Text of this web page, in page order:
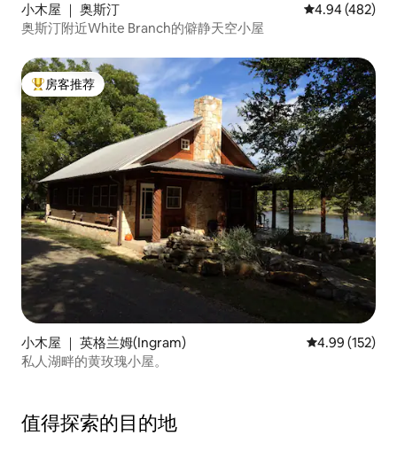
小木屋 ｜ 奥斯汀 平均评分 4.94
4.94 (482)
奥斯汀附近White Branch的僻静天空小屋
热门「房客推荐」
房客推荐
小木屋 ｜ 英格兰姆(Ingram) 平均评分 4.99
4.99 (152)
私人湖畔的黄玫瑰小屋。
值得探索的目的地